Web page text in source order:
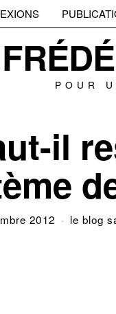
POUR
il
2012 le blog